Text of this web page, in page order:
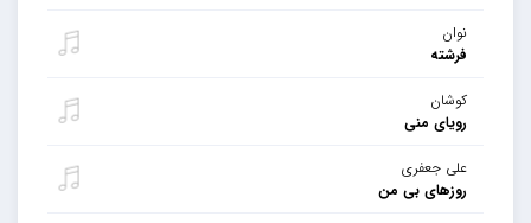
نوان
فرشته
کوشان
رویای منی
علی جعفری
روزهای بی من